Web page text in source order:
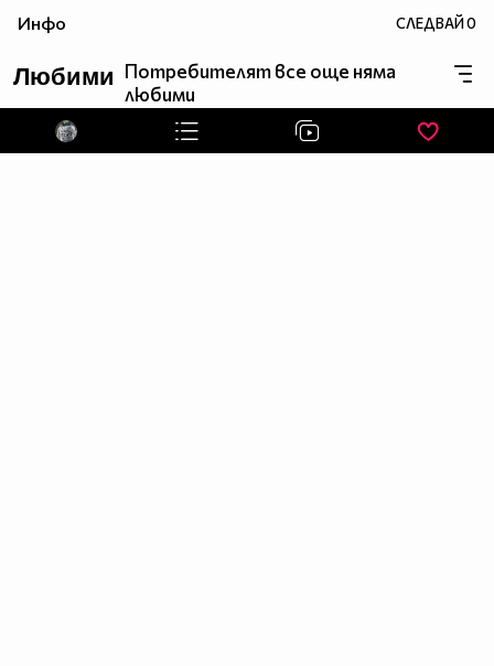
Инфо СЛЕДВАЙ0
Любими Потребителят все още няма
любими